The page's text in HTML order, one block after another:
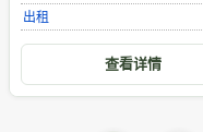
出租
查看详情